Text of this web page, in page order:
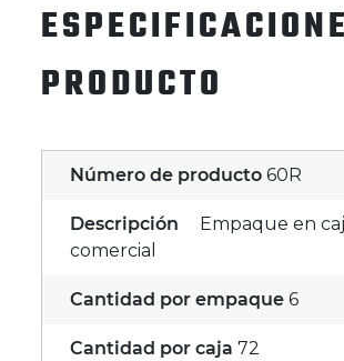
PRODUCTO
Número de producto 60R
Descripción
Empaque en
comercial
Cantidad por empaque 6
Cantidad por caja 72